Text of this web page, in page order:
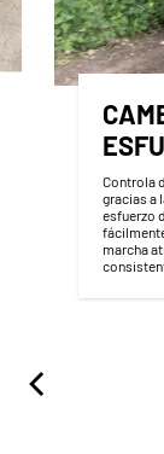
Controla
gracias a
esfuerzo
marcha